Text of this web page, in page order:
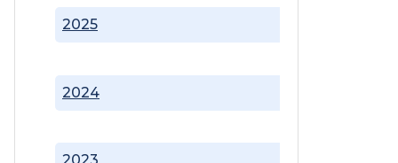
2024
2025